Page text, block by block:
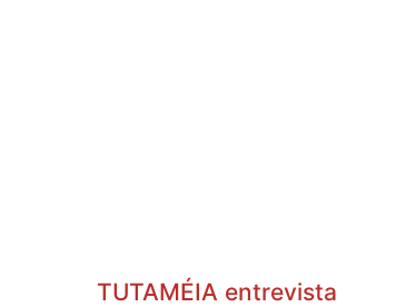
TUTAMÉIA entrevista